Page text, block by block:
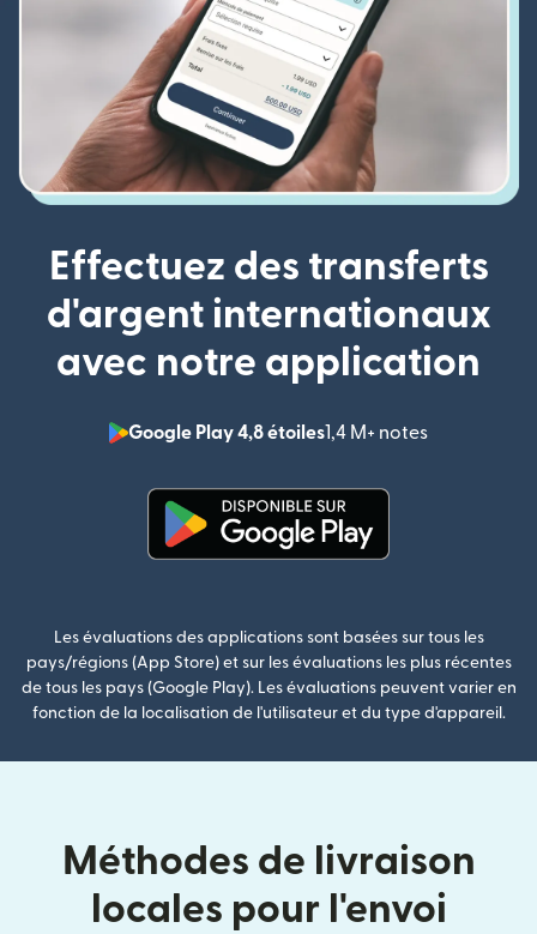
Effectuez des transferts
d'argent internationaux
avec notre application
Google Play 4,8 étoiles1,4 M+ notes
Les évaluations des applications sont basées sur tous les
pays/régions (App Store) et sur les évaluations les plus récentes
de tous les pays (Google Play). Les évaluations peuvent varier en
fonction de la localisation de l'utilisateur et du type d'appareil.
Méthodes de livraison
locales pour l'envoi